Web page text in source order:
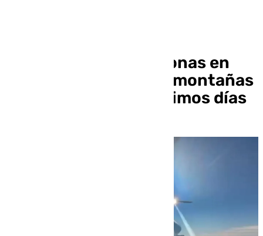
Rescatan a seis personas en
varios accidentes en montañas
granadinas en los últimos días